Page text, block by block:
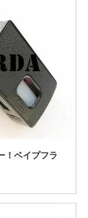
！ベイプフラ